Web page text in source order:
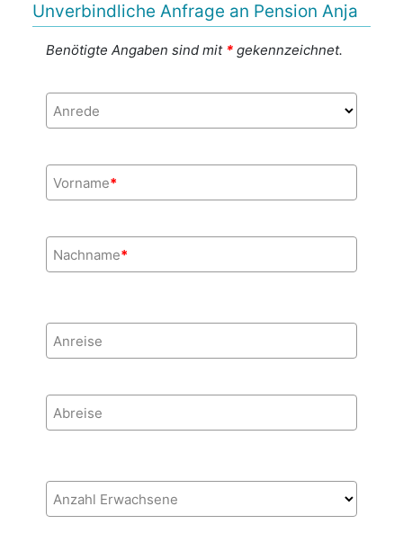
Unverbindliche Anfrage an Pension Anja
Benötigte Angaben sind mit *gekennzeichnet.
Anrede
Vorname*
Nachname*
Anreise
Abreise
Anzahl Erwachsene